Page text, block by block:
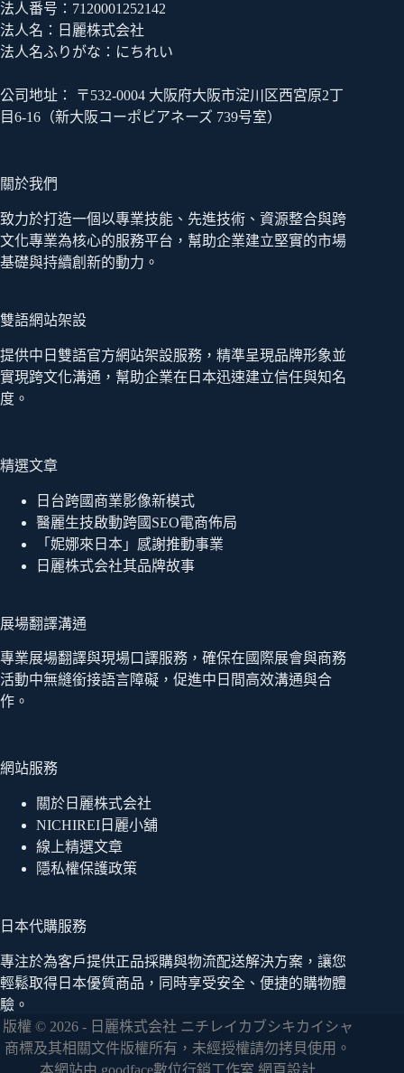
法人番号：7120001252142
法人名：日麗株式会社
法人名ふりがな：にちれい
公司地址： 〒532-0004 大阪府大阪市淀川区西宮原2丁
目6-16（新大阪コーポビアネーズ 739号室）
關於我們
致力於打造一個以專業技能、先進技術、資源整合與跨
文化專業為核心的服務平台，幫助企業建立堅實的市場
基礎與持續創新的動力。
雙語網站架設
提供中日雙語官方網站架設服務，精準呈現品牌形象並
實現跨文化溝通，幫助企業在日本迅速建立信任與知名
度。
精選文章
日台跨國商業影像新模式
醫麗生技啟動跨國SEO電商佈局
「妮娜來日本」感謝推動事業
日麗株式会社其品牌故事
展場翻譯溝通
專業展場翻譯與現場口譯服務，確保在國際展會與商務
活動中無縫銜接語言障礙，促進中日間高效溝通與合
作。
網站服務
關於日麗株式会社
NICHIREI日麗小舖
線上精選文章
隱私權保護政策
日本代購服務
專注於為客戶提供正品採購與物流配送解決方案，讓您
輕鬆取得日本優質商品，同時享受安全、便捷的購物體
驗。
版權 © 2026 - 日麗株式会社 ニチレイカブシキカイシャ
商標及其相關文件版權所有，未經授權請勿拷貝使用。
本網站由 goodface數位行銷工作室 網頁設計